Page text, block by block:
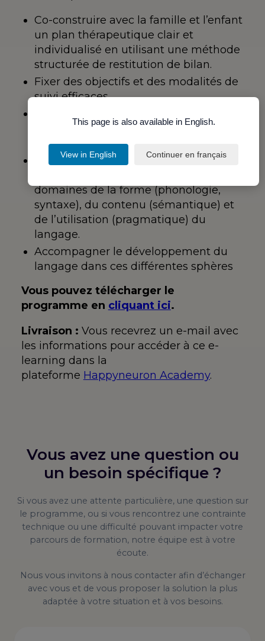
Co-construire avec la famille et l’enfant
un plan thérapeutique clair et
individualisé en utilisant une méthode
structurée de restitution de bilan.
Fixer des objectifs et des modalités de
suivi efficaces
dans une démarche bienveillante et
structurée
Mettre en œuvre des stratégies
domaines de la forme (phonologie,
syntaxe), du contenu (sémantique) et
de l’utilisation (pragmatique) du
langage.
Accompagner le développement du
langage dans ces différentes sphères
Vous pouvez télécharger le
programme en cliquant ici.
Livraison : Vous recevrez un e-mail avec
les informations pour accéder à ce e-
learning dans la
plateforme Happyneuron Academy.
Vous avez une question ou
un besoin spécifique ?
Si vous avez une attente particulière, une question sur
le programme, ou si vous rencontrez une contrainte
technique ou une difficulté pouvant impacter votre
parcours de formation, notre équipe est à votre
écoute.
Nous vous invitons à nous contacter afin d’échanger
avec vous et de vous proposer la solution la plus
adaptée à votre situation et à vos besoins.
This page is also available in English.
View in English Continuer en français